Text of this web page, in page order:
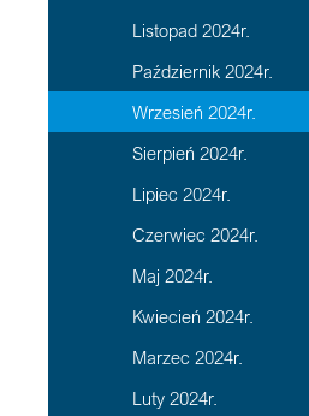
Listopad 2024r.
Październik 2024r.
Wrzesień 2024r.
Sierpień 2024r.
Lipiec 2024r.
Czerwiec 2024r.
Maj 2024r.
Kwiecień 2024r.
Marzec 2024r.
Luty 2024r.